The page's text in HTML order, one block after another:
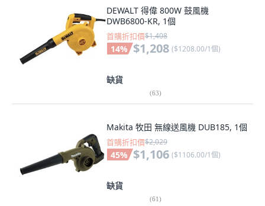
DEWALT 得偉 800W 鼓風機
DWB6800-KR, 1個
首購折扣價$1,408
14% $1,208 ($1208.00/1個)
缺貨
(63)
Makita 牧田 無線送風機 DUB185, 1個
首購折扣價$2,029
45% $1,106 ($1106.00/1個)
缺貨
(61)